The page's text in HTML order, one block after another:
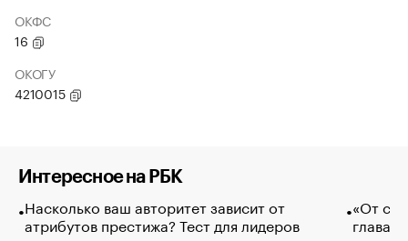
ОКФС
16
ОКОГУ
4210015
Интересное на РБК
Насколько ваш авторитет зависит от
атрибутов престижа? Тест для лидеров
«От
глава